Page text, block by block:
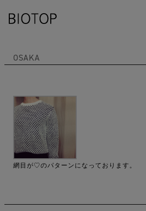
OSAKA
網目が♡のパターンになっております。